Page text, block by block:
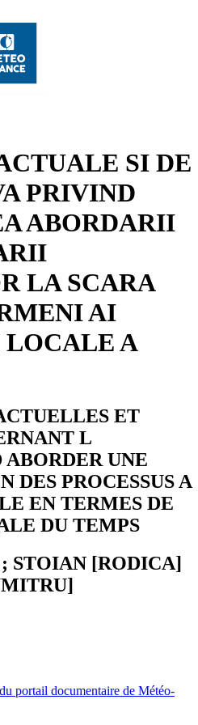
SI DE
PRIVIND
ABORDARII
LA SCARA
AI
A
ET
L
UNE
DES PROCESSUS A
EN TERMES DE
DU TEMPS
STOIAN [RODICA]
portail documentaire de Météo-